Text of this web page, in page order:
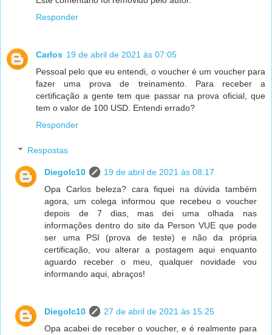
Responder
Carlos 19 de abril de 2021 às 07:05
Pessoal pelo que eu entendi, o voucher é um voucher para
fazer uma prova de treinamento. Para receber a
certificação a gente tem que passar na prova oficial, que
tem o valor de 100 USD. Entendi errado?
Responder
Respostas
Diegolc10
19 de abril de 2021 às 08:17
Opa Carlos beleza? cara fiquei na dúvida também
agora, um colega informou que recebeu o voucher
depois de 7 dias, mas dei uma olhada nas
informações dentro do site da Person VUE que pode
ser uma PSI (prova de teste) e não da própria
certificação, vou alterar a postagem aqui enquanto
aguardo receber o meu, qualquer novidade vou
informando aqui, abraços!
Diegolc10
27 de abril de 2021 às 15:25
Opa acabei de receber o voucher, e é realmente para